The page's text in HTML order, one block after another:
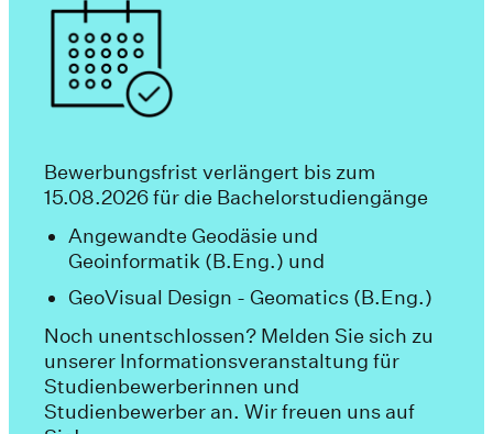
Bewerbungsfrist verlängert bis zum
15.08.2026 für die Bachelorstudiengänge
Angewandte Geodäsie und
Geoinformatik (B.Eng.) und
GeoVisual Design - Geomatics (B.Eng.)
Noch unentschlossen? Melden Sie sich zu
unserer Informationsveranstaltung für
Studienbewerberinnen und
Studienbewerber an. Wir freuen uns auf